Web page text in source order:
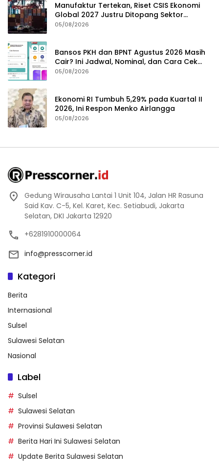
Manufaktur Tertekan, Riset CSIS Ekonomi
Global 2027 Justru Ditopang Sektor
Teknologi
05/08/2026
Bansos PKH dan BPNT Agustus 2026 Masih
Cair? Ini Jadwal, Nominal, dan Cara Cek
Penerima
05/08/2026
Ekonomi RI Tumbuh 5,29% pada Kuartal II
2026, Ini Respon Menko Airlangga
05/08/2026
Gedung Wirausaha Lantai 1 Unit 104, Jalan HR Rasuna
Said Kav. C-5, Kel. Karet, Kec. Setiabudi, Jakarta
Selatan, DKI Jakarta 12920
+6281910000064
info@presscorner.id
Kategori
Berita
Internasional
Sulsel
Sulawesi Selatan
Nasional
Label
Sulsel
Sulawesi Selatan
Provinsi Sulawesi Selatan
Berita Hari Ini Sulawesi Selatan
Update Berita Sulawesi Selatan